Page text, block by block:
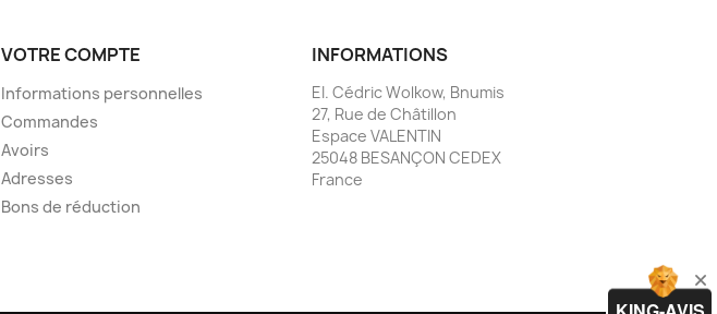
VOTRE COMPTE
Informations personnelles
Commandes
Avoirs
Adresses
Bons de réduction
INFORMATIONS
EI. Cédric Wolkow, Bnumis
27, Rue de Châtillon
Espace VALENTIN
25048 BESANÇON CEDEX
France